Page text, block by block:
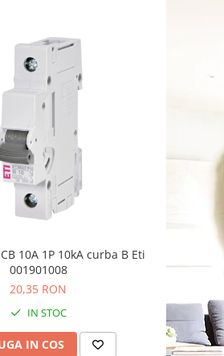
10A 1P 10kA curba B Eti
001901008
20,35 RON
IN STOC
IN COS